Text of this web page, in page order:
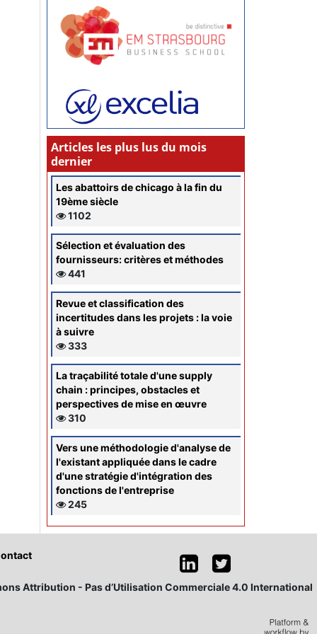
Articles les plus lus du mois
dernier
Les abattoirs de chicago à la fin du
19ème siècle
1102
Sélection et évaluation des
fournisseurs: critères et méthodes
441
Revue et classification des
incertitudes dans les projets : la voie
à suivre
333
La traçabilité totale d'une supply
chain : principes, obstacles et
perspectives de mise en œuvre
310
Vers une méthodologie d'analyse de
l'existant appliquée dans le cadre
d'une stratégie d'intégration des
fonctions de l'entreprise
245
Attribution - Pas d’Utilisation Commerciale 4.0 International